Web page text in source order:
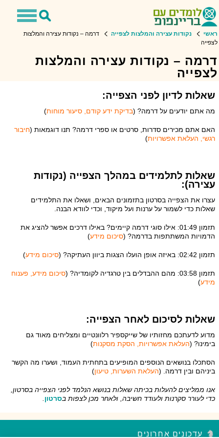
Toggle
Toggle
ראשי נקודות עצירה והמלצות לצפייה
דרמה – נקודות עצירה והמלצות
לצפייה
דרמה – נקודות עצירה והמלצות
לצפייה
שאלות לדיון לפני הצפייה:
מה אתם יודעים על דרמה? (בדיקת ידע קודם, סיעור מוחות)
האם אתם מכירים סדרות, סרטים או ספרי דרמה? תנו דוגמאות (חיבור
רגשי, העלאת אפשרויות)
שאלות לתלמידים במהלך הצפייה (נקודות
עצירה):
עצרו את הצפייה בסרטון בתזמונים הבאים, ושאלו את התלמידים
שאלות כדי לשמור על ערנות ועל מיקוד, וכדי לוודא הבנה.
תזמון 01:49: אילו סוגי דרמה קיימים? באילו דרכים אפשר להציג את
הדמויות המשתתפות בדרמה? (סיכום מידע)
תזמון 02:42: באיזה אופן הועלו הצגות ביוון העתיקה? ( סיכום מידע)
תזמון 03:58: מהם ההבדלים בין טרגדיה לקומדיה? (
סיכום מידע, פענוח
מידע)
שאלות לסיכום לאחר הצפייה:
מדוע לדעתכם מחזותיו של שייקספיר רלוונטיים ומצליחים מאוד גם
בימינו? (העלאת אפשרויות, הסקת מסקנות)
הסתכלו בנושאים הנוספים המופיעים בתחתית העמוד, ושערו מה הקשר
ביניהם ובין דרמה. (העלאת השערות, טיעון)
אנו ממליצים להעלות בכיתה שאלות בנושא הנלמד לפני הצפייה בסרטון,
כדי לעורר סקרנות ולעודד חשיבה, ולאחר מכן לצפות בסרטון
עדכונים אחרונים